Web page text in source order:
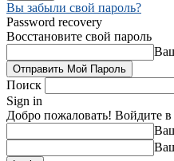
Вы забыли свой пароль?
Password recovery
Восстановите свой пароль
Поиск
Sign in
Добро пожаловать! Войдите